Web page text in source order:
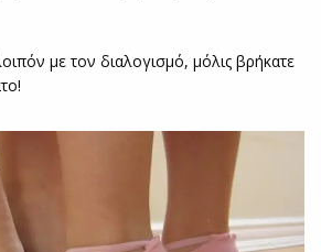
με τον διαλογισμό, μόλις βρήκατε